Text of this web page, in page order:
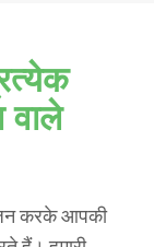
वाले
करके आपकी